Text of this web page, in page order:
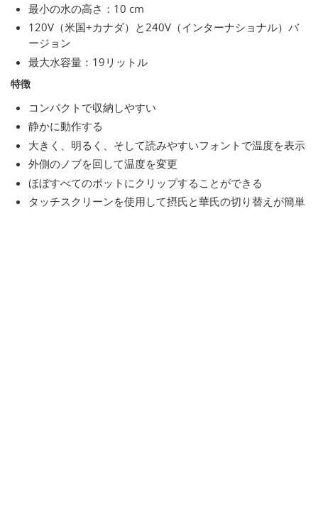
最小の水の高さ：10 cm
120V（米国+カナダ）と240V（インターナショナル）バ
ージョン
最大水容量：19リットル
特徴
コンパクトで収納しやすい
静かに動作する
大きく、明るく、そして読みやすいフォントで温度を表示
外側のノブを回して温度を変更
ほぼすべてのポットにクリップすることができる
タッチスクリーンを使用して摂氏と華氏の切り替えが簡単